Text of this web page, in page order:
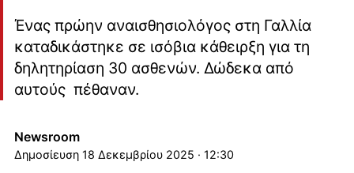
Ένας πρώην αναισθησιολόγος στη Γαλλία
καταδικάστηκε σε ισόβια κάθειρξη για τη
δηλητηρίαση 30 ασθενών. Δώδεκα από
αυτούς πέθαναν.
Newsroom
18 Δεκεμβρίου 2025 · 12:30